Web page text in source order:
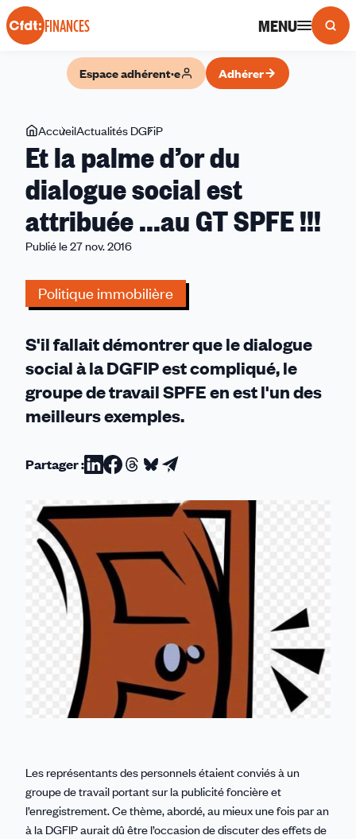
Panneau de gestion des cookies
FINANCES MENU
Espace adhérent·e Adhérer
Vous
êtes
ici
AccueilActualités DGFiP
la
palme
d’or
du
dialogue
attribuée
...au
SPFE !!!
Et la palme d’or du
dialogue social est
attribuée ...au GT SPFE !!!
Publié le 27 nov. 2016
Politique immobilière
S'il fallait démontrer que le dialogue
social à la DGFIP est compliqué, le
groupe de travail SPFE en est l'un des
meilleurs exemples.
Partager :Partager
Linkedin
Partager
Facebook
Partager
Threads
Partager
sur
Bluesky
Partager
par
email
Les représentants des personnels étaient conviés à un
groupe de travail portant sur la publicité foncière et
l’enregistrement. Ce thème, abordé, au mieux une fois par an
à la DGFIP aurait dû être l’occasion de discuter des effets de